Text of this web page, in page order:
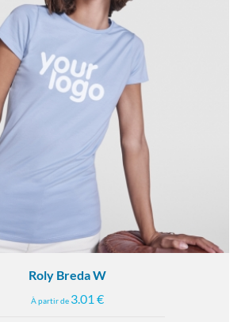
Roly Breda W
À partir de 3.01 €